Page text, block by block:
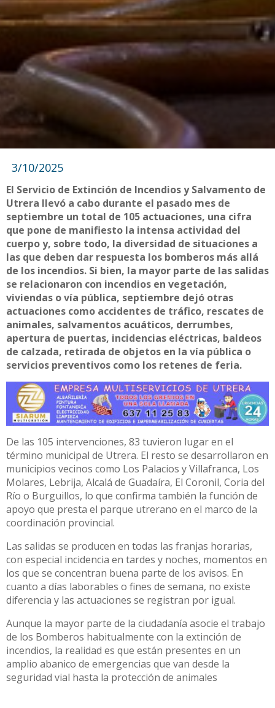
3/10/2025
El Servicio de Extinción de Incendios y Salvamento de
Utrera llevó a cabo durante el pasado mes de
septiembre un total de 105 actuaciones, una cifra
que pone de manifiesto la intensa actividad del
cuerpo y, sobre todo, la diversidad de situaciones a
las que deben dar respuesta los bomberos más allá
de los incendios. Si bien, la mayor parte de las salidas
se relacionaron con incendios en vegetación,
viviendas o vía pública, septiembre dejó otras
actuaciones como accidentes de tráfico, rescates de
animales, salvamentos acuáticos, derrumbes,
apertura de puertas, incidencias eléctricas, baldeos
de calzada, retirada de objetos en la vía pública o
servicios preventivos como los retenes de feria.
De las 105 intervenciones, 83 tuvieron lugar en el
término municipal de Utrera. El resto se desarrollaron en
municipios vecinos como Los Palacios y Villafranca, Los
Molares, Lebrija, Alcalá de Guadaíra, El Coronil, Coria del
Río o Burguillos, lo que confirma también la función de
apoyo que presta el parque utrerano en el marco de la
coordinación provincial.
Las salidas se producen en todas las franjas horarias,
con especial incidencia en tardes y noches, momentos en
los que se concentran buena parte de los avisos. En
cuanto a días laborables o fines de semana, no existe
diferencia y las actuaciones se registran por igual.
Aunque la mayor parte de la ciudadanía asocie el trabajo
de los Bomberos habitualmente con la extinción de
incendios, la realidad es que están presentes en un
amplio abanico de emergencias que van desde la
seguridad vial hasta la protección de animales